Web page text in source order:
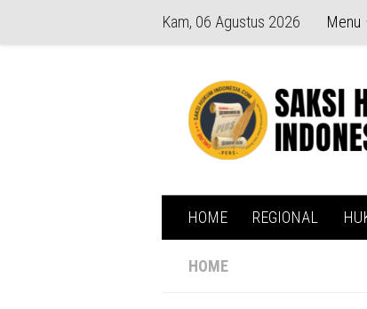
Kam, 06 Agustus 2026 Menu
HOME REGIONAL
HOME